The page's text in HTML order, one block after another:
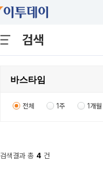
검색
전체 1주 1개월
검색결과 총 4 건